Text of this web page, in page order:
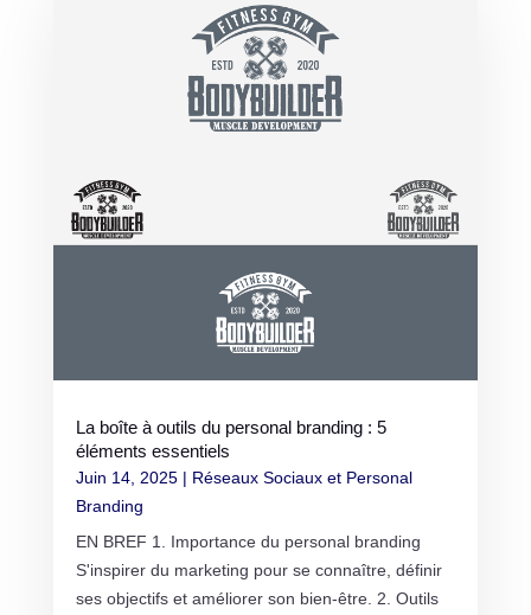
La boîte à outils du personal branding : 5
éléments essentiels
Juin 14, 2025| Réseaux Sociaux et Personal
Branding
EN BREF 1. Importance du personal branding
S'inspirer du marketing pour se connaître, définir
ses objectifs et améliorer son bien-être. 2. Outils